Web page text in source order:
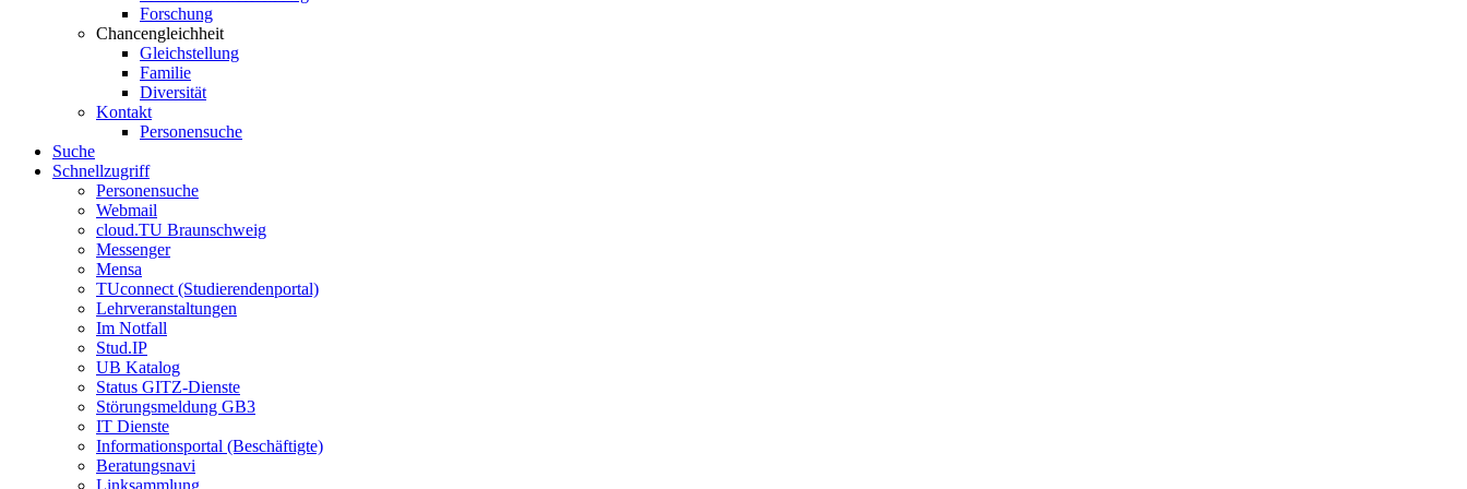
Forschung
Chancengleichheit
Gleichstellung
Familie
Diversität
Kontakt
Personensuche
Suche
Schnellzugriff
Personensuche
Webmail
cloud.TU Braunschweig
Messenger
Mensa
TUconnect (Studierendenportal)
Lehrveranstaltungen
Im Notfall
Stud.IP
UB Katalog
Status GITZ-Dienste
Störungsmeldung GB3
IT Dienste
Informationsportal (Beschäftigte)
Beratungsnavi
Linksammlung